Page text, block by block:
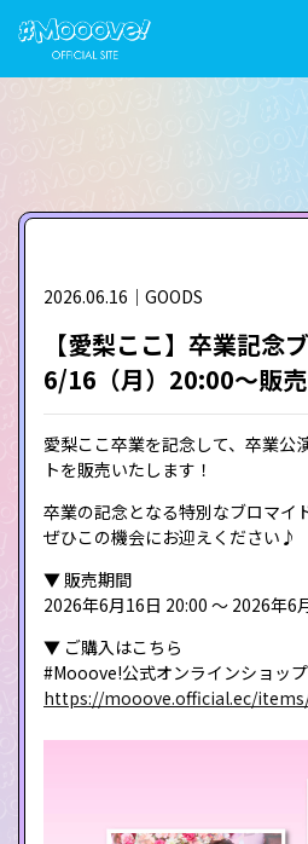
2026.06.16｜GOODS
【愛梨ここ】卒業記念
6/16（月）20:00～販売
愛梨ここ卒業を記念して、卒業公
トを販売いたします！
卒業の記念となる特別なブロマイ
ぜひこの機会にお迎えください♪
▼ 販売期間
2026年6月16日 20:00 ～ 2026年6
▼ ご購入はこちら
#Mooove!公式オンラインショップ
https://mooove.official.ec/